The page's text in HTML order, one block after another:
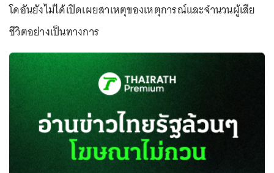
โดอันยังไม่ได้เปิดเผยสาเหตุของเหตุการณ์และจำนวนผู้เสีย
ชีวิตอย่างเป็นทางการ